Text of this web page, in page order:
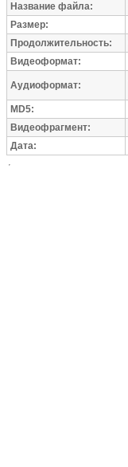
Название файла:
Размер:
Продолжительность:
Видеоформат:
Аудиоформат:
MD5:
Видеофрагмент:
Дата: